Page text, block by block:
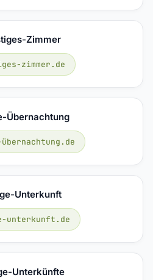
Zimmer
zimmer.de
Übernachtung
Unterkunft
unterkunft.de
Unterkünfte